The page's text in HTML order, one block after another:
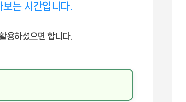
는 시간입니다.
용하셨으면 합니다.